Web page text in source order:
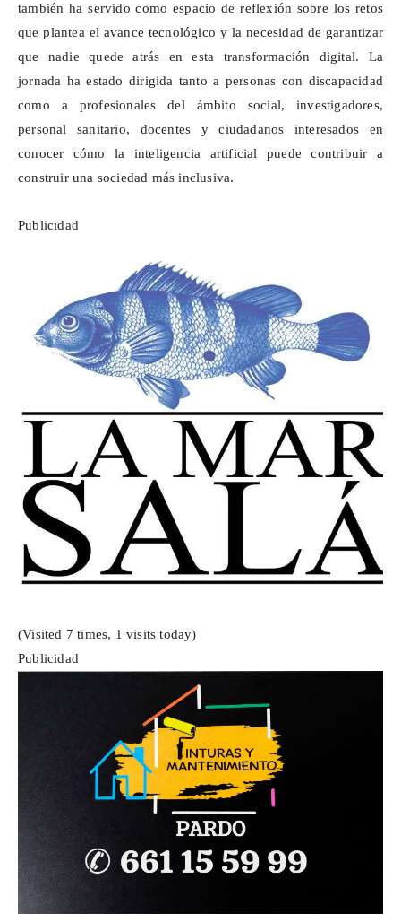
también ha servido como espacio de reflexión sobre los retos
que plantea el avance tecnológico y la necesidad de garantizar
que nadie quede atrás en esta transformación digital. La
jornada ha estado dirigida tanto a personas con discapacidad
como a profesionales del ámbito social, investigadores,
personal sanitario, docentes y ciudadanos interesados en
conocer cómo la inteligencia artificial puede contribuir a
construir una sociedad más inclusiva.
Publicidad
(Visited 7 times, 1 visits today)
Publicidad